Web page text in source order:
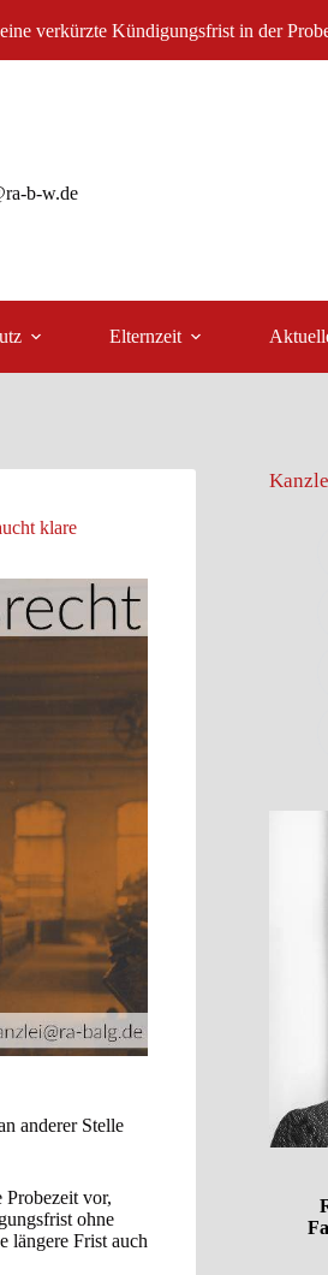
verkürzte Kündigungsfrist in der
b-w.de
Elternzeit
klare
anderer Stelle
vor,
ohne
längere Frist auch